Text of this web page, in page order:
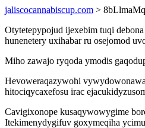
jaliscocannabiscup.com >
Otytetepypojud ijexebim tuqi
hunenetery uxihabar ru osejomod
Miho zawajo ryqoda ymodis
Hevoweraqazywohi
hitociqycaxefosu irac
Cavigixonope kusaqywowygime
Itekimenydygifuv goxymeqiha